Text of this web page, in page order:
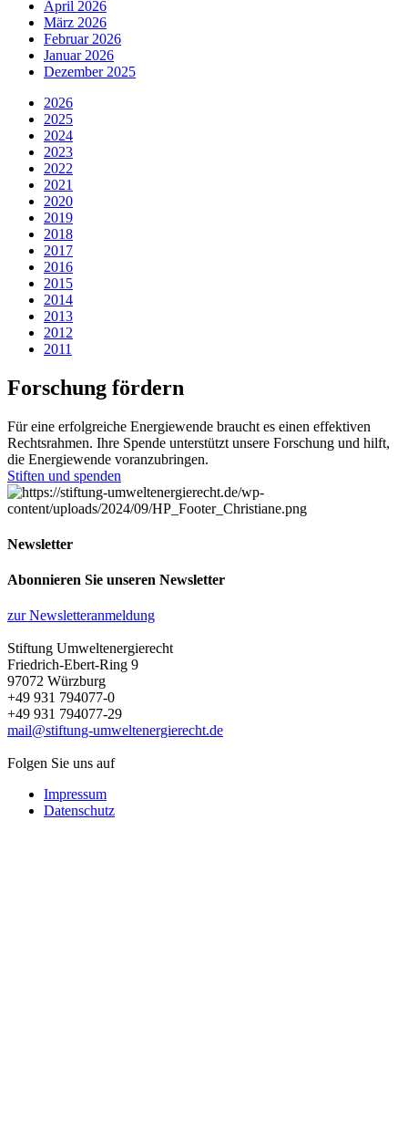
April 2026
März 2026
Februar 2026
Januar 2026
Dezember 2025
2026
2025
2024
2023
2022
2021
2020
2019
2018
2017
2016
2015
2014
2013
2012
2011
Forschung fördern
Für eine erfolgreiche Energiewende braucht es einen effektiven
Rechtsrahmen. Ihre Spende unterstützt unsere Forschung und hilft,
die Energiewende voranzubringen.
Stiften und spenden
Newsletter
Abonnieren Sie unseren Newsletter
zur Newsletteranmeldung
Stiftung Umweltenergierecht
Friedrich-Ebert-Ring 9
97072 Würzburg
+49 931 794077-0
+49 931 794077-29
mail@stiftung-umweltenergierecht.de
Folgen Sie uns auf
Impressum
Datenschutz